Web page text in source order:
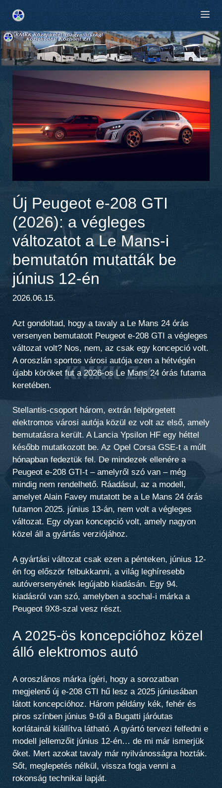
tartalomba
Új Peugeot e-208 GTI
(2026): a végleges
változatot a Le Mans-i
bemutatón mutatták be
június 12-én
2026.06.15.
Azt gondoltad, hogy a tavaly a Le Mans 24 órás
versenyen bemutatott Peugeot e-208 GTI a végleges
változat volt? Nos, nem, az csak egy koncepció volt.
A oroszlán sportos városi autója ezen a hétvégén
újabb köröket fut a 2026-os Le Mans 24 órás futama
keretében.
Stellantis-csoport három, extrán felpörgetett
elektromos városi autója közül ez volt az első, amely
bemutatásra került. A Lancia Ypsilon HF egy héttel
később mutatkozott be. Az Opel Corsa GSE-t a múlt
hónapban fedeztük fel. De mindezek ellenére a
Peugeot e-208 GTI-t – amelyről szó van – még
mindig nem rendelhető. Ráadásul, az a modell,
amelyet Alain Favey mutatott be a Le Mans 24 órás
futamon 2025. június 13-án, nem volt a végleges
változat. Egy olyan koncepció volt, amely nagyon
közel áll a gyártás verziójához.
A gyártási változat csak ezen a pénteken, június 12-
én fog először felbukkanni, a világ leghíresebb
autóversenyének legújabb kiadásán. Egy 94.
kiadásról van szó, amelyben a sochal-i márka a
Peugeot 9X8-szal vesz részt.
A 2025-ös koncepcióhoz közel
álló elektromos autó
A oroszlános márka ígéri, hogy a sorozatban
megjelenő új e-208 GTI hű lesz a 2025 júniusában
látott koncepcióhoz. Három példány kék, fehér és
piros színben június 9-től a Bugatti járóutas
korlátainál kiállítva látható. A gyártó tervezi felfedni e
modell jellemzőit június 12-én… de mi már ismerjük
őket. Mert azokat tavaly már nyilvánosságra hozták.
Sőt, meglepetés nélkül, vissza fogja venni a
rokonság technikai lapját.